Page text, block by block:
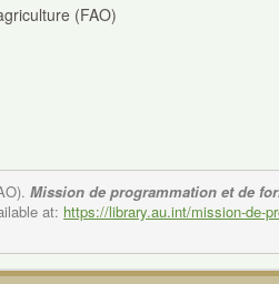
(FAO)
Mission de programmation et de
at: https://library.au.int/mission-de-